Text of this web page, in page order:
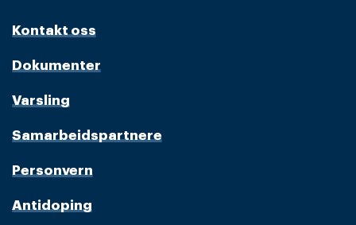
Kontakt oss
Dokumenter
Varsling
Samarbeidspartnere
Personvern
Antidoping